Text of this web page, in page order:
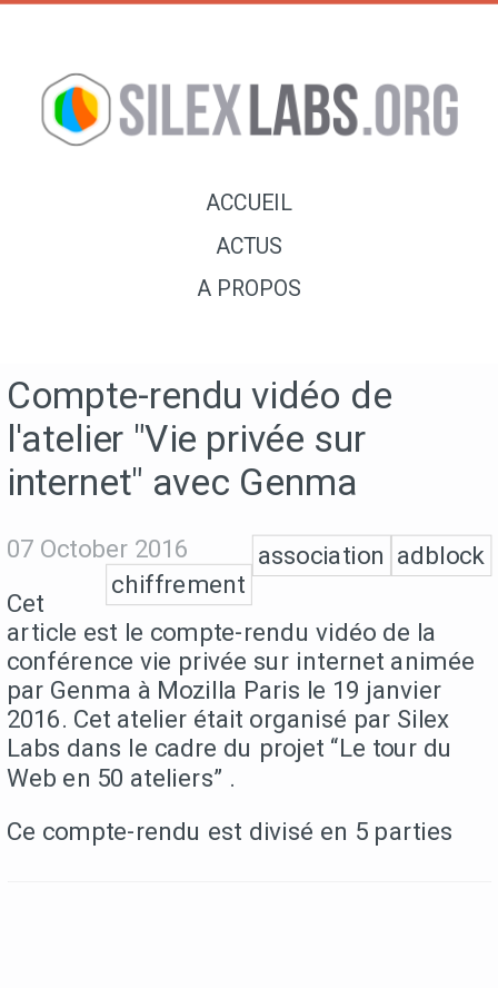
ACCUEIL
ACTUS
A PROPOS
Compte-rendu vidéo de
l'atelier "Vie privée sur
internet" avec Genma
07 October 2016 adblock
association
chiffrement
Cet
article est le compte-rendu vidéo de la
conférence vie privée sur internet animée
par Genma à Mozilla Paris le 19 janvier
2016. Cet atelier était organisé par Silex
Labs dans le cadre du projet “Le tour du
Web en 50 ateliers” .
Ce compte-rendu est divisé en 5 parties